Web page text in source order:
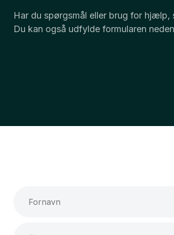
Har du spørgsmål eller brug for
Du kan også udfylde formularen